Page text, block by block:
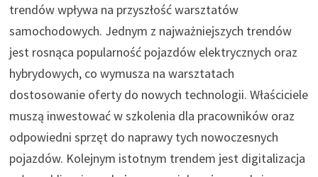
trendów wpływa na przyszłość warsztatów
samochodowych. Jednym z najważniejszych trendów
jest rosnąca popularność pojazdów elektrycznych oraz
hybrydowych, co wymusza na warsztatach
dostosowanie oferty do nowych technologii. Właściciele
muszą inwestować w szkolenia dla pracowników oraz
odpowiedni sprzęt do naprawy tych nowoczesnych
pojazdów. Kolejnym istotnym trendem jest digitalizacja